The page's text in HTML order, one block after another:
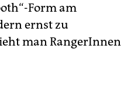
Form am
ernst zu
man RangerInnen